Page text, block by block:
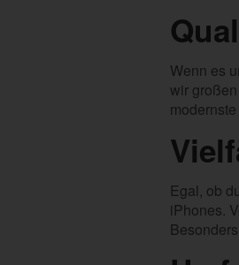
Wenn es
wir
Egal, ob
iPhones.